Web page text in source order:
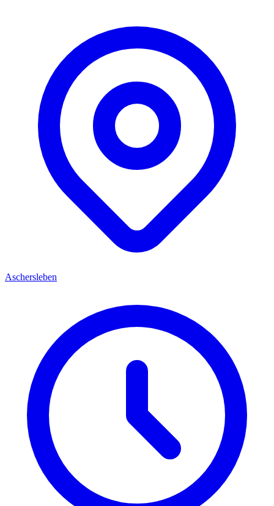
Aschersleben